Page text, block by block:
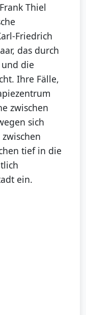
Thiel
Friedrich
das durch
die
Ihre Fälle,
zwischen
sich
tief in die
ein.